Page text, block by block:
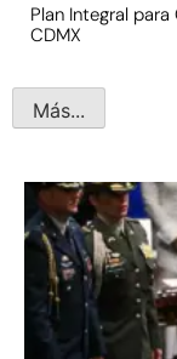
Plan Integral
CDMX
Más...